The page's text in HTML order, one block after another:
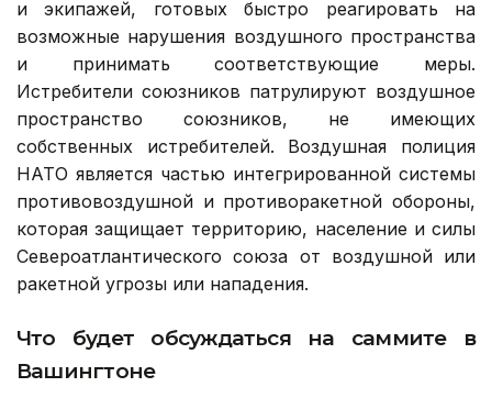
и экипажей, готовых быстро реагировать на
возможные нарушения воздушного пространства
и принимать соответствующие меры.
Истребители союзников патрулируют воздушное
пространство союзников, не имеющих
собственных истребителей. Воздушная полиция
НАТО является частью интегрированной системы
противовоздушной и противоракетной обороны,
которая защищает территорию, население и силы
Североатлантического союза от воздушной или
ракетной угрозы или нападения.
Что будет обсуждаться на саммите в
Вашингтоне